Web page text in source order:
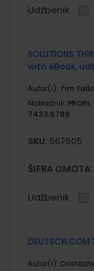
Udžbenik
SOLUTIONS
with eBook,
Autor(i): Tim
Nakladnik:
7433;6789
SKU: 567505
ŠIFRA OMOTA:
Udžbenik
Autor(i):